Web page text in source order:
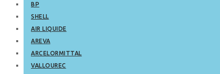
BP
SHELL
AIR LIQUIDE
AREVA
ARCELORMITTAL
VALLOUREC